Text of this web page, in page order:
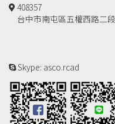
408357
台中市南屯區五權西路二段
Skype: asco.rcad